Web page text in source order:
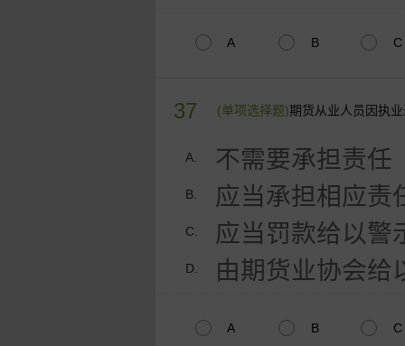
A B C
37 (单项选择题)期货从业人员因执
A. 不需要承担责任
B. 应当承担相应责
C. 应当罚款给以警
D. 由期货业协会给
A B C